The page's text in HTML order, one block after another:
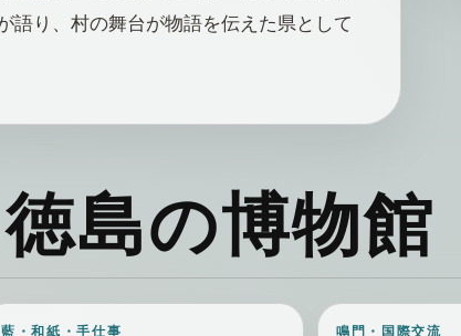
語り、村の舞台が物語を伝えた県として
島の博物館
藍・和紙・手仕事 鳴門・国際交流